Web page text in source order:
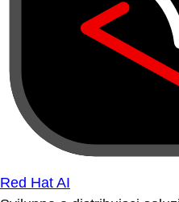
Red Hat AI